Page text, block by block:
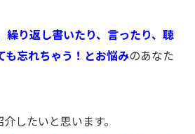
繰り返し書いたり、言ったり、聴
も忘れちゃう！とお悩みのあなた
したいと思います。